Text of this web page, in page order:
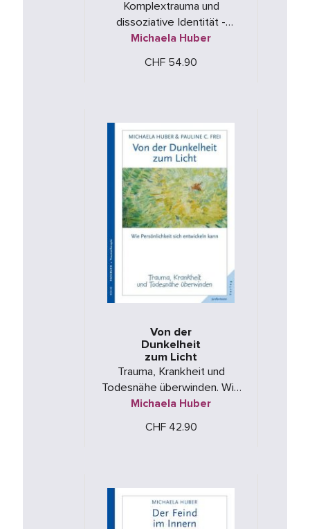
Komplextrauma und
dissoziative Identität -
verstehen, verändern,
Michaela Huber
CHF 54.90
Von der
Dunkelheit
zum Licht
Trauma, Krankheit und
Todesnähe überwinden. Wie
Persönlichkeit sich
Michaela Huber
CHF 42.90